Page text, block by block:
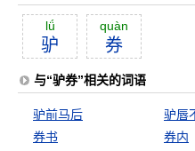
lǘ
驴
quàn
券
与“驴券”相关的词语
驴前马后 驴唇
券书
券内